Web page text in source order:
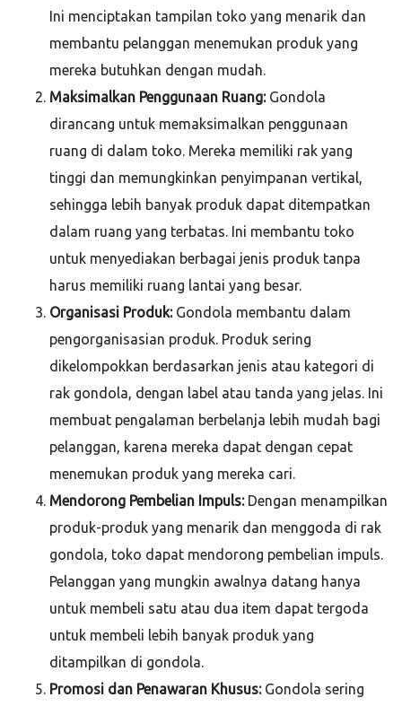
Ini menciptakan tampilan toko yang menarik dan
membantu pelanggan menemukan produk yang
mereka butuhkan dengan mudah.
Maksimalkan Penggunaan Ruang:Gondola
dirancang untuk memaksimalkan penggunaan
ruang di dalam toko. Mereka memiliki rak yang
tinggi dan memungkinkan penyimpanan vertikal,
sehingga lebih banyak produk dapat ditempatkan
dalam ruang yang terbatas. Ini membantu toko
untuk menyediakan berbagai jenis produk tanpa
harus memiliki ruang lantai yang besar.
Organisasi Produk:Gondola membantu dalam
pengorganisasian produk. Produk sering
dikelompokkan berdasarkan jenis atau kategori di
rak gondola, dengan label atau tanda yang jelas. Ini
membuat pengalaman berbelanja lebih mudah bagi
pelanggan, karena mereka dapat dengan cepat
menemukan produk yang mereka cari.
Mendorong Pembelian Impuls:Dengan menampilkan
produk-produk yang menarik dan menggoda di rak
gondola, toko dapat mendorong pembelian impuls.
Pelanggan yang mungkin awalnya datang hanya
untuk membeli satu atau dua item dapat tergoda
untuk membeli lebih banyak produk yang
ditampilkan di gondola.
Promosi dan Penawaran Khusus:Gondola sering